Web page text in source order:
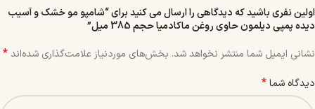
اولین نفری باشید که دیدگاهی را ارسال می کنید برای “شامپو مو خشک و آسیب
دیده پمپی دیلمون حاوی روغن ماکادمیا حجم 385 میل”
نشانی ایمیل شما منتشر نخواهد شد. بخش‌های موردنیاز علامت‌گذاری شده‌اند*
دیدگاه شما*